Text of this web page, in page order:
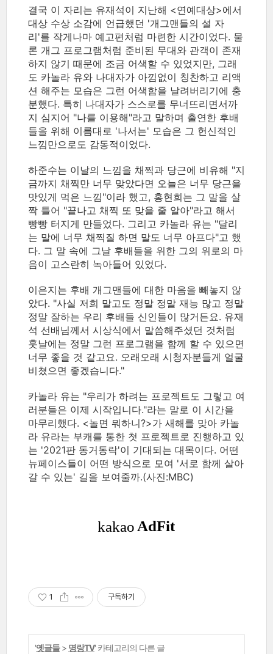
결국 이 자리는 유재석이 지난해 <연예대상>에서
대상 수상 소감에 언급했던 '개그맨들의 설 자
리'를 작게나마 예고편처럼 마련한 시간이었다. 물
론 개그 프로그램처럼 준비된 무대와 관객이 존재
하지 않기 때문에 조금 어색할 수 있었지만, 그래
도 카놀라 유와 나대자가 아낌없이 칭찬하고 리액
션 해주는 모습은 그런 어색함을 날려버리기에 충
분했다. 특히 나대자가 스스로를 무너뜨리면서까
지 심지어 "나를 이용해"라고 말하며 출연한 후배
들을 위해 이름대로 '나서는' 모습은 그 헌신적인
느낌만으로도 감동적이었다.
하준수는 이날의 느낌을 채찍과 당근에 비유해 "지
금까지 채찍만 너무 맞았다면 오늘은 너무 당근을
맛있게 먹은 느낌"이라 했고, 홍현희는 그 말을 살
짝 틀어 "끝나고 채찍 또 맞을 줄 알아"라고 해서
빵빵 터지게 만들었다. 그리고 카놀라 유는 "달리
는 말에 너무 채찍질 하면 말도 너무 아프다"고 했
다. 그 말 속에 그날 후배들을 위한 그의 위로의 마
음이 고스란히 녹아들어 있었다.
이은지는 후배 개그맨들에 대한 마음을 빼놓지 않
았다. "사실 저희 말고도 정말 정말 재능 많고 정말
정말 잘하는 우리 후배들 신인들이 많거든요. 유재
석 선배님께서 시상식에서 말씀해주셨던 것처럼
훗날에는 정말 그런 프로그램을 함께 할 수 있으면
너무 좋을 것 같고요. 오래오래 시청자분들게 얼굴
비쳤으면 좋겠습니다."
카놀라 유는 "우리가 하려는 프로젝트도 그렇고 여
러분들은 이제 시작입니다."라는 말로 이 시간을
마무리했다. <놀면 뭐하니?>가 새해를 맞아 카놀
라 유라는 부캐를 통한 첫 프로젝트로 진행하고 있
는 '2021판 동거동락'이 기대되는 대목이다. 어떤
뉴페이스들이 어떤 방식으로 모여 '서로 함께 살아
갈 수 있는' 길을 보여줄까.(사진:MBC)
1 구독하기
'옛글들> 명랑TV' 카테고리의 다른 글